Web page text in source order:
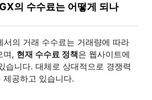
의 수수료는 어떻게 되나
서의 거래 수수료는 거래량에 따라
며, 현재 수수료 정책은 웹사이트에
습니다. 대체로 상대적으로 경쟁력
제공하고 있습니다.